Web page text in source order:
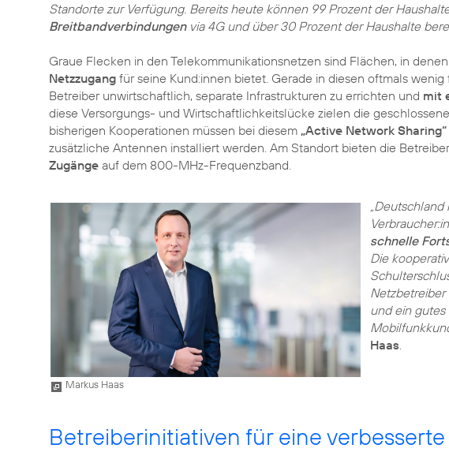
Standorte zur Verfügung. Bereits heute können 99 Prozent der
Breitbandverbindungenvia 4G und über 30 Prozent der Haushalte
Graue Flecken in den Telekommunikationsnetzen sind Flächen, in
Netzzugang für seine Kund:innen bietet. Gerade in diesen oftmals
Betreiber unwirtschaftlich, separate Infrastrukturen zu errichten und mit
diese Versorgungs- und Wirtschaftlichkeitslücke zielen die
bisherigen Kooperationen müssen bei diesem „Active Network Sharing“
zusätzliche Antennen installiert werden. Am Standort bieten die
Zugänge auf dem 800-MHz-Frequenzband.
Markus Haas
schnelle
Die
Netzbetreiber
und ein
Haas.
Betreiberinitiativen für eine